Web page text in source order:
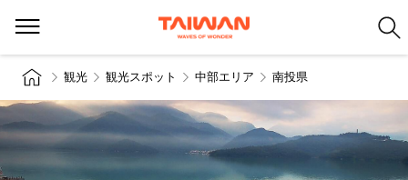
観光 観光スポット 中部エリア 南投県